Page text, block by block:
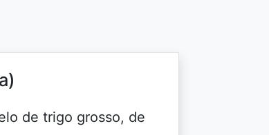
de trigo grosso, de